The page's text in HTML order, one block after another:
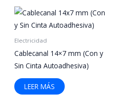
Electricidad
Cablecanal 14×7 mm (Con y
Sin Cinta Autoadhesiva)
LEER MÁS